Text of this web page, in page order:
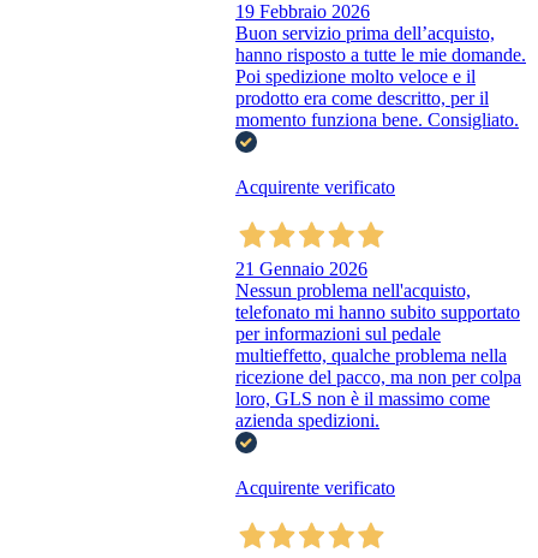
19 Febbraio 2026
Buon servizio prima dell’acquisto,
hanno risposto a tutte le mie domande.
Poi spedizione molto veloce e il
prodotto era come descritto, per il
momento funziona bene. Consigliato.
Acquirente verificato
21 Gennaio 2026
Nessun problema nell'acquisto,
telefonato mi hanno subito supportato
per informazioni sul pedale
multieffetto, qualche problema nella
ricezione del pacco, ma non per colpa
loro, GLS non è il massimo come
azienda spedizioni.
Acquirente verificato